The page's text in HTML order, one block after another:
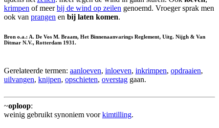
krimpen of meerbij de wind op zeilen genoemd. Vroeger sprak men
ook van prangen en bij laten komen.
Bron o.a.: A. De Vos M. Braam, Het Binnenaanvarings Reglement, Uitg. Nijgh & Van
Ditmar N.V., Rotterdam 1931.
Gerelateerde termen: aanloeven, inloeven, inkrimpen, opdraaien,
uilvangen, knijpen, opschieten, overstag gaan.
~oploop:
weinig gebruikt synoniem voorkimtilling.